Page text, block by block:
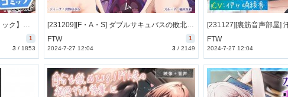
[231209][DLボイコミ] 【ボイスコミック】隷辱ノ戦巫女 [24M] [RJ01127768]
1
3 / 1853
[231209][F・A・S] ダブルサキュバスの敗北射精我慢ゲーム [12744M] [RJ01115109]
1
FTW
3 /2149
2024-7-27 12:04
FTW
2024-7-27 12:04